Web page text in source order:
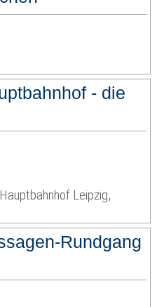
- die
Leipzig,
Rundgang